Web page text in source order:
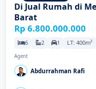
Di Jual Rumah di
Barat
Rp 6.800.000.000
6 2 1 LT: 400m²
Agent
Abdurrahman Rafi